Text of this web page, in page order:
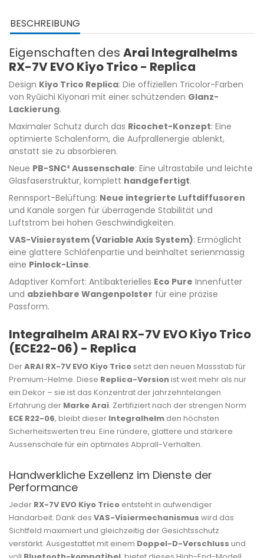
BESCHREIBUNG
Eigenschaften des Arai Integralhelms
RX-7V EVO Kiyo Trico - Replica
Design Kiyo Trico Replica: Die offiziellen Tricolor-Farben
von Ryūichi Kiyonari mit einer schützenden Glanz-
Lackierung.
Maximaler Schutz durch das Ricochet-Konzept: Eine
optimierte Schalenform, die Aufprallenergie ablenkt,
anstatt sie zu absorbieren.
Neue PB-SNC² Aussenschale: Eine ultrastabile und leichte
Glasfaserstruktur, komplett handgefertigt.
Rennsport-Belüftung: Neue integrierte Luftdiffusoren
und Kanäle sorgen für überragende Stabilität und
Luftstrom bei hohen Geschwindigkeiten.
VAS-Visiersystem (Variable Axis System): Ermöglicht
eine glattere Schläfenpartie und beinhaltet serienmässig
eine Pinlock-Linse.
Adaptiver Komfort: Antibakterielles Eco Pure Innenfutter
und abziehbare Wangenpolster für eine präzise
Passform.
Integralhelm ARAI RX-7V EVO Kiyo Trico
(ECE22-06) - Replica
DerARAI RX-7V EVO Kiyo Trico setzt den neuen Massstab für
Premium-Helme. Diese Replica-Versionist weit mehr als nur
ein Dekor – sie ist das Konzentrat der jahrzehntelangen
Erfahrung der Marke Arai. Zertifiziert nach der strengen Norm
ECE R22-06, bleibt dieser Integralhelm den höchsten
Sicherheitswerten treu: Eine ründere, glattere und stärkere
Aussenschale für ein optimales Abprall-Verhalten.
Handwerkliche Exzellenz im Dienste der
Performance
Jeder RX-7V EVO Kiyo Trico entsteht in aufwendiger
Handarbeit. Dank des VAS-Visiermechanismus wird das
Sichtfeld maximiert und gleichzeitig der Gesichtsschutz
verstärkt. Ausgestattet mit einem Doppel-D-Verschluss und